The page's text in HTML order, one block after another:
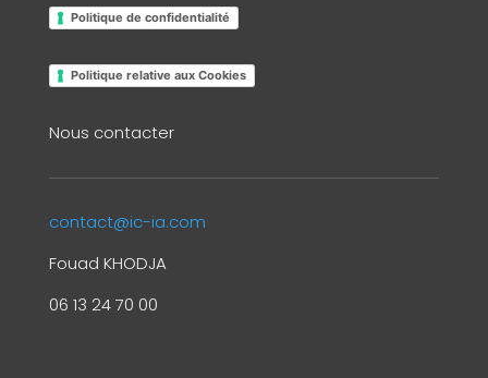
Politique de confidentialité
Politique relative aux Cookies
Nous contacter
contact@ic-ia.com
Fouad KHODJA
06 13 24 70 00